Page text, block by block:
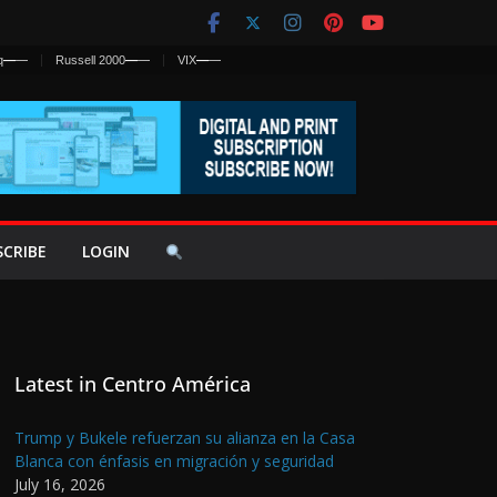
—— Russell 2000—— VIX——
LOGIN
Latest in Centro América
Trump y Bukele refuerzan su alianza en la Casa
Blanca con énfasis en migración y seguridad
July 16, 2026